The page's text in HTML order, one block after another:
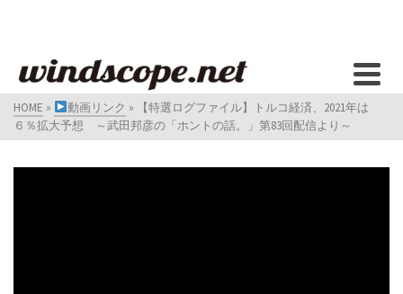
HOME » 動画リンク »
【特選ログファイル】トルコ経済、2021年は
６％拡大予想 ～武田邦彦の「ホントの話。」第83回配信より～